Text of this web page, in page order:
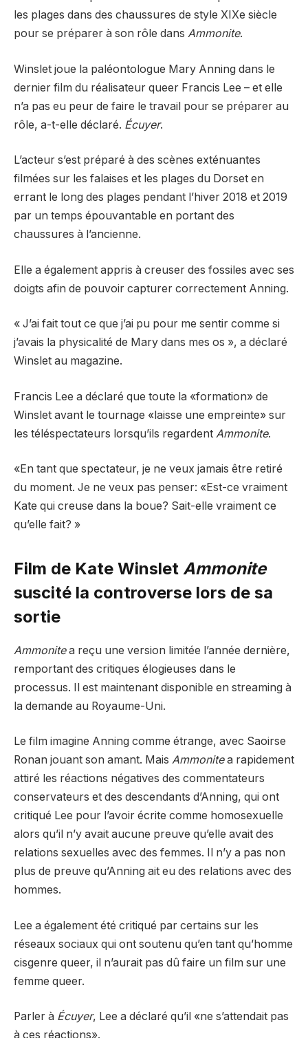
les plages dans des chaussures de style XIXe siècle
pour se préparer à son rôle dans Ammonite.
Winslet joue la paléontologue Mary Anning dans le
dernier film du réalisateur queer Francis Lee – et elle
n’a pas eu peur de faire le travail pour se préparer au
rôle, a-t-elle déclaré. Écuyer.
L’acteur s’est préparé à des scènes exténuantes
filmées sur les falaises et les plages du Dorset en
errant le long des plages pendant l’hiver 2018 et 2019
par un temps épouvantable en portant des
chaussures à l’ancienne.
Elle a également appris à creuser des fossiles avec ses
doigts afin de pouvoir capturer correctement Anning.
« J’ai fait tout ce que j’ai pu pour me sentir comme si
j’avais la physicalité de Mary dans mes os », a déclaré
Winslet au magazine.
Francis Lee a déclaré que toute la «formation» de
Winslet avant le tournage «laisse une empreinte» sur
les téléspectateurs lorsqu’ils regardent Ammonite.
«En tant que spectateur, je ne veux jamais être retiré
du moment. Je ne veux pas penser: «Est-ce vraiment
Kate qui creuse dans la boue? Sait-elle vraiment ce
qu’elle fait? »
Film de Kate Winslet Ammonite
suscité la controverse lors de sa
sortie
Ammonitea reçu une version limitée l’année dernière,
remportant des critiques élogieuses dans le
processus. Il est maintenant disponible en streaming à
la demande au Royaume-Uni.
Le film imagine Anning comme étrange, avec Saoirse
Ronan jouant son amant. Mais Ammonitea rapidement
attiré les réactions négatives des commentateurs
conservateurs et des descendants d’Anning, qui ont
critiqué Lee pour l’avoir écrite comme homosexuelle
alors qu’il n’y avait aucune preuve qu’elle avait des
relations sexuelles avec des femmes. Il n’y a pas non
plus de preuve qu’Anning ait eu des relations avec des
hommes.
Lee a également été critiqué par certains sur les
réseaux sociaux qui ont soutenu qu’en tant qu’homme
cisgenre queer, il n’aurait pas dû faire un film sur une
femme queer.
Parler à Écuyer, Lee a déclaré qu’il «ne s’attendait pas
à ces réactions».